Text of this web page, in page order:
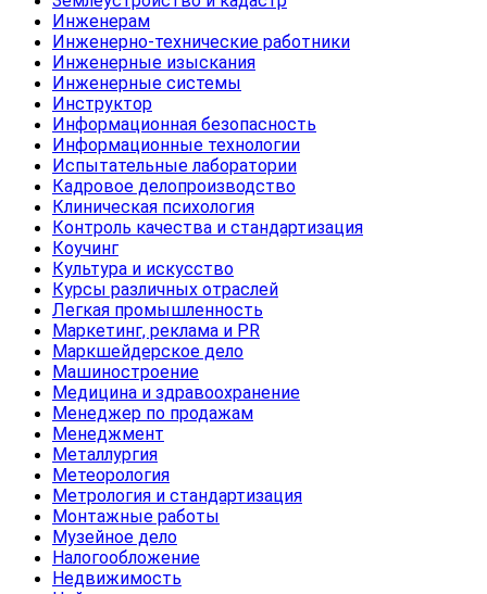
Инженерам
Инженерно-технические работники
Инженерные изыскания
Инженерные системы
Инструктор
Информационная безопасность
Информационные технологии
Испытательные лаборатории
Кадровое делопроизводство
Клиническая психология
Контроль качества и стандартизация
Коучинг
Культура и искусство
Курсы различных отраслей
Легкая промышленность
Маркетинг, реклама и PR
Маркшейдерское дело
Машиностроение
Медицина и здравоохранение
Менеджер по продажам
Менеджмент
Металлургия
Метеорология
Метрология и стандартизация
Монтажные работы
Музейное дело
Налогообложение
Недвижимость